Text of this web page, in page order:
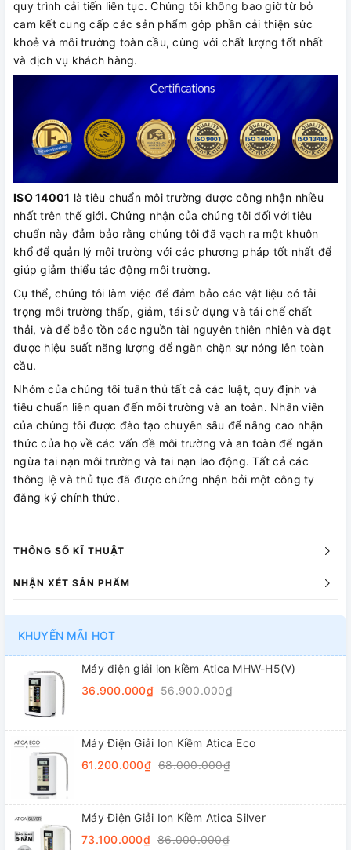
quy trình cải tiến liên tục. Chúng tôi không bao giờ từ bỏ
cam kết cung cấp các sản phẩm góp phần cải thiện sức
khoẻ và môi trường toàn cầu, cùng với chất lượng tốt nhất
và dịch vụ khách hàng.
ISO 14001 là tiêu chuẩn môi trường được công nhận nhiều
nhất trên thế giới. Chứng nhận của chúng tôi đối với tiêu
chuẩn này đảm bảo rằng chúng tôi đã vạch ra một khuôn
khổ để quản lý môi trường với các phương pháp tốt nhất để
giúp giảm thiểu tác động môi trường.
Cụ thể, chúng tôi làm việc để đảm bảo các vật liệu có tải
trọng môi trường thấp, giảm, tái sử dụng và tái chế chất
thải, và để bảo tồn các nguồn tài nguyên thiên nhiên và đạt
được hiệu suất năng lượng để ngăn chặn sự nóng lên toàn
cầu.
Nhóm của chúng tôi tuân thủ tất cả các luật, quy định và
tiêu chuẩn liên quan đến môi trường và an toàn. Nhân viên
của chúng tôi được đào tạo chuyên sâu để nâng cao nhận
thức của họ về các vấn đề môi trường và an toàn để ngăn
ngừa tai nạn môi trường và tai nạn lao động. Tất cả các
thông lệ và thủ tục đã được chứng nhận bởi một công ty
đăng ký chính thức.
THÔNG SỐ KĨ THUẬT
NHẬN XÉT SẢN PHẨM
KHUYẾN MÃI HOT
Máy điện giải ion kiềm Atica MHW-H5(V)
36.900.000₫ 56.900.000₫
Máy Điện Giải Ion Kiềm Atica Eco
61.200.000₫ 68.000.000₫
Máy Điện Giải Ion Kiềm Atica Silver
73.100.000₫ 86.000.000₫